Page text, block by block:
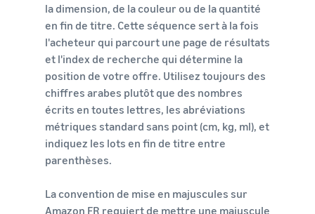
la dimension, de la couleur ou de la quantité
en fin de titre. Cette séquence sert à la fois
l'acheteur qui parcourt une page de résultats
et l'index de recherche qui détermine la
position de votre offre. Utilisez toujours des
chiffres arabes plutôt que des nombres
écrits en toutes lettres, les abréviations
métriques standard sans point (cm, kg, ml), et
indiquez les lots en fin de titre entre
parenthèses.
La convention de mise en majuscules sur
Amazon FR requiert de mettre une majuscule